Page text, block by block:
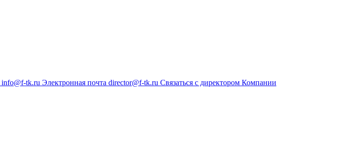
info@f-tk.ru Электронная почта director@f-tk.ru Связаться с директором Компании